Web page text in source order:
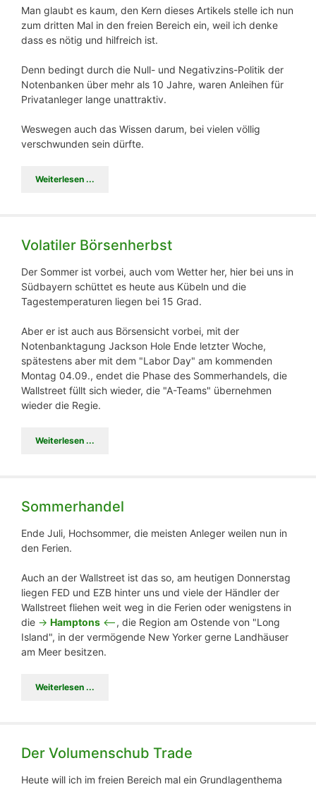
Man glaubt es kaum, den Kern dieses Artikels stelle ich nun
zum dritten Mal in den freien Bereich ein, weil ich denke
dass es nötig und hilfreich ist.
Denn bedingt durch die Null- und Negativzins-Politik der
Notenbanken über mehr als 10 Jahre, waren Anleihen für
Privatanleger lange unattraktiv.
Weswegen auch das Wissen darum, bei vielen völlig
verschwunden sein dürfte.
Weiterlesen ...
Volatiler Börsenherbst
Der Sommer ist vorbei, auch vom Wetter her, hier bei uns in
Südbayern schüttet es heute aus Kübeln und die
Tagestemperaturen liegen bei 15 Grad.
Aber er ist auch aus Börsensicht vorbei, mit der
Notenbanktagung Jackson Hole Ende letzter Woche,
spätestens aber mit dem "Labor Day" am kommenden
Montag 04.09., endet die Phase des Sommerhandels, die
Wallstreet füllt sich wieder, die "A-Teams" übernehmen
wieder die Regie.
Weiterlesen ...
Sommerhandel
Ende Juli, Hochsommer, die meisten Anleger weilen nun in
den Ferien.
Auch an der Wallstreet ist das so, am heutigen Donnerstag
liegen FED und EZB hinter uns und viele der Händler der
Wallstreet fliehen weit weg in die Ferien oder wenigstens in
die -> Hamptons <--, die Region am Ostende von "Long
Island", in der vermögende New Yorker gerne Landhäuser
am Meer besitzen.
Weiterlesen ...
Der Volumenschub Trade
Heute will ich im freien Bereich mal ein Grundlagenthema